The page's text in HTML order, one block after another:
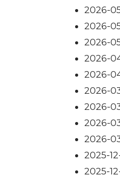
2026-
2026-
2026-
2026-
2026-
2026-
2026-
2026-
2026-
2025-
2025-